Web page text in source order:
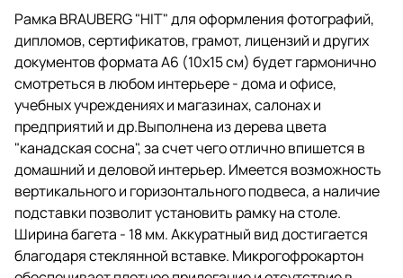
домашний и деловой интерьер.
Имеется возможность
вертикального и
горизонтального подвеса, а
наличие подставки позволит
установить рамку на столе.
Ширина багета - 18 мм.
Аккуратный вид достигается
благодаря стеклянной вставке.
Микрогофрокартон
обеспечивает плотное
прилегание и отсутствие в
будущем деформации
содержимого в рамке.
Термоусадочная пленка
гарантирует сохранность рамки
при транспортировке,
Рамка BRAUBERG "HIT" для оформления фотографий,
дипломов, сертификатов, грамот, лицензий и других
документов формата А6 (10х15 см) будет гармонично
смотреться в любом интерьере - дома и офисе,
учебных учреждениях и магазинах, салонах и
предприятий и др.Выполнена из дерева цвета
"канадская сосна", за счет чего отлично впишется в
домашний и деловой интерьер. Имеется возможность
вертикального и горизонтального подвеса, а наличие
подставки позволит установить рамку на столе.
Ширина багета - 18 мм. Аккуратный вид достигается
благодаря стеклянной вставке. Микрогофрокартон